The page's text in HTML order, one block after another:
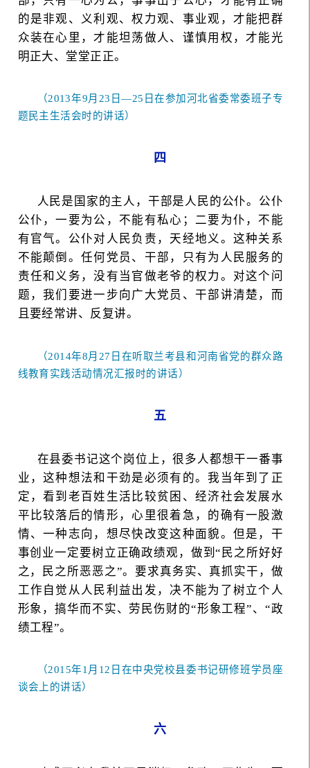
的是非观、义利观、权力观、事业观，才能把群
众装在心里，才能坦荡做人、谨慎用权，才能光
明正大、堂堂正正。
（2013年9月23日—25日在参加河北省委常委班子专
题民主生活会时的讲话）
四
人民是国家的主人，干部是人民的公仆。公仆
公仆，一要为公，不能有私心；二要为仆，不能
有官气。公仆对人民负责，天经地义。这种关系
不能颠倒。任何党员、干部，只有为人民服务的
责任和义务，没有当官做老爷的权力。对这个问
题，我们要进一步向广大党员、干部讲清楚，而
且要经常讲、反复讲。
（2014年8月27日在听取兰考县和河南省党的群众路
线教育实践活动情况汇报时的讲话）
五
在县委书记这个岗位上，很多人都想干一番事
业，这种想法和干劲是必须有的。我当年到了正
定，看到老百姓生活比较贫困、经济社会发展水
平比较落后的情形，心里很着急，的确有一股激
情、一种志向，想尽快改变这种面貌。但是，干
事创业一定要树立正确政绩观，做到“民之所好好
之，民之所恶恶之”。要求真务实、真抓实干，做
工作自觉从人民利益出发，决不能为了树立个人
形象，搞华而不实、劳民伤财的“形象工程”、“政
绩工程”。
（2015年1月12日在中央党校县委书记研修班学员座
谈会上的讲话）
六